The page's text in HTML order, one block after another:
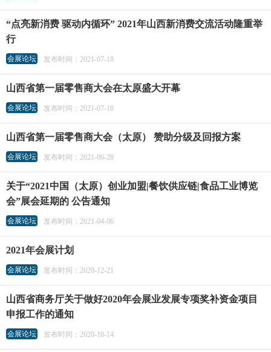
“点亮新消费 驱动内循环” 2021年山西新消费交流活动隆重举
行
会展论坛 发布时间：2021-07-18
山西省第一届零售商大会在太原盛大开幕
会展论坛 发布时间：2021-07-18
山西省第一届零售商大会（太原） 赞助分级及回报方案
会展论坛 发布时间：2021-06-28
关于“2021中国（太原）创业加盟|餐饮供应链|食品工业博览
会”展会延期的 公告通知
会展论坛 发布时间：2021-04-06
2021年会展计划
会展论坛 发布时间：2020-12-21
山西省商务厅关于做好2020年会展业发展专项奖补资金项目
申报工作的通知
会展论坛 发布时间：2020-10-14